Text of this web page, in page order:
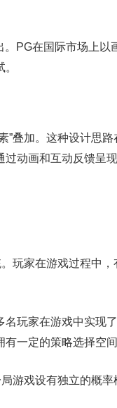
PG在国际市场上以
”叠加。这种设计思
动画和互动反馈呈现
玩家在游戏过程中
玩家在游戏中实现
一定的策略选择空间
游戏设有独立的概